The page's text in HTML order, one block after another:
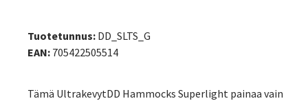
Tuotetunnus: DD_SLTS_G
EAN: 705422505514
Tämä UltrakevytDD Hammocks Superlight painaa vain